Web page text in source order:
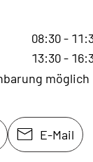
08:30-
13:30-
möglich
E-Mail